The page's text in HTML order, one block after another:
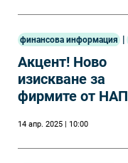
финансова информация |
Акцент! Ново
изискване за
фирмите от НАП
14 апр. 2025 | 10:00